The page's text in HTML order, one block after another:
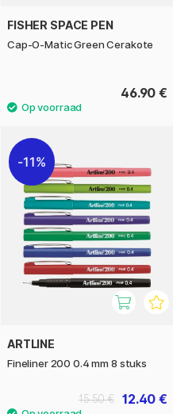
FISHER SPACE PEN
Cap-O-Matic Green Cerakote
46.90 €
11%
ARTLINE
Fineliner 200 0.4 mm 8 stuks
12.40 €
15.50 €